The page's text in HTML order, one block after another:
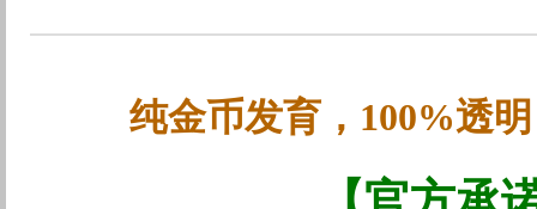
纯金币发育，100%透